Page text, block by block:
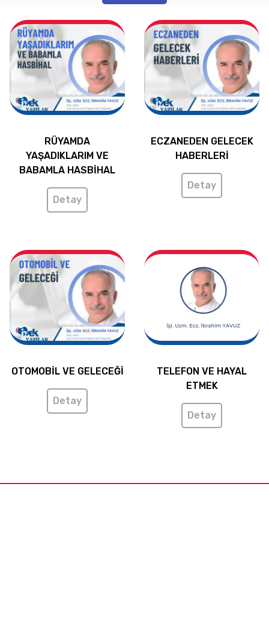
RÜYAMDA
YAŞADIKLARIM VE
BABAMLA HASBİHAL
Detay
ECZANEDEN GELECEK
HABERLERİ
Detay
OTOMOBİL VE GELECEĞİ
Detay
TELEFON VE HAYAL
ETMEK
Detay